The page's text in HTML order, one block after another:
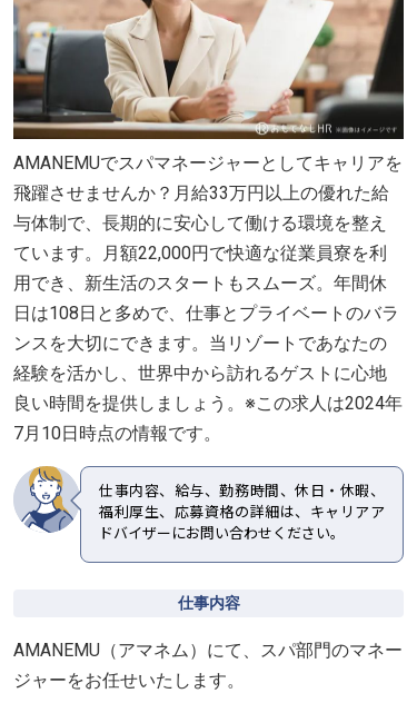
AMANEMUでスパマネージャーとしてキャリアを
飛躍させませんか？月給33万円以上の優れた給
与体制で、長期的に安心して働ける環境を整え
ています。月額22,000円で快適な従業員寮を利
用でき、新生活のスタートもスムーズ。年間休
日は108日と多めで、仕事とプライベートのバラ
ンスを大切にできます。当リゾートであなたの
経験を活かし、世界中から訪れるゲストに心地
良い時間を提供しましょう。※この求人は2024年
7月10日時点の情報です。
仕事内容、給与、勤務時間、休日・休暇、
福利厚生、応募資格の詳細は、キャリアア
ドバイザーにお問い合わせください。
仕事内容
AMANEMU（アマネム）にて、スパ部門のマネー
ジャーをお任せいたします。